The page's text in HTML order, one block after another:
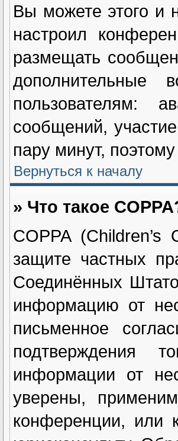
Вы можете этого и
настроил
размещать
дополнительные
пользователям:
сообщений,
пару минут,
Вернуться к началу
» Что такое
COPPA
защите частных
Соединённых
информацию от
письменное
подтверждения
информации от
уверены,
конференции, или